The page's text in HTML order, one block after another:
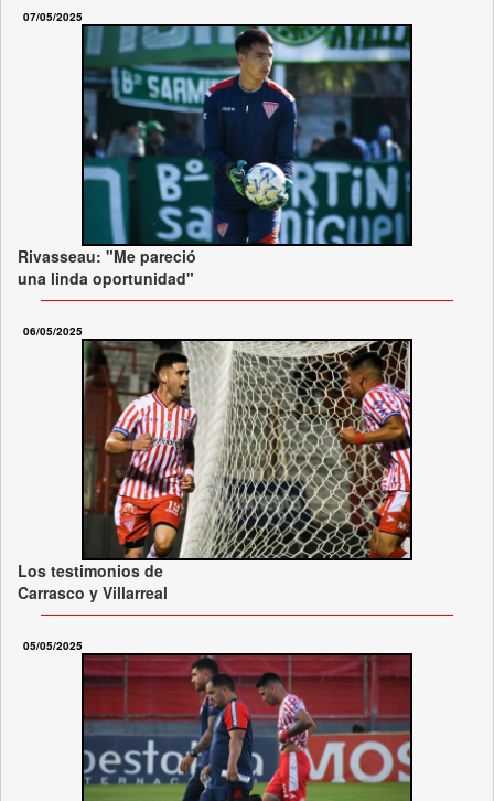
07/05/2025
Rivasseau: "Me pareció
una linda oportunidad"
06/05/2025
Los testimonios de
Carrasco y Villarreal
05/05/2025